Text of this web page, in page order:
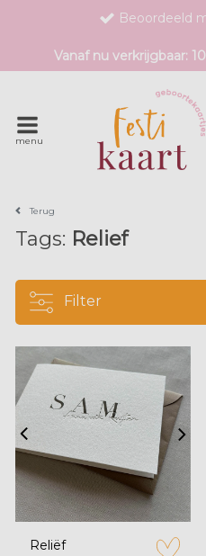
Beoordeeld
Exclusieve
Vanaf nu verkrijgbaar:
menu
Terug
Tags: Relief
Filter
Reliëf